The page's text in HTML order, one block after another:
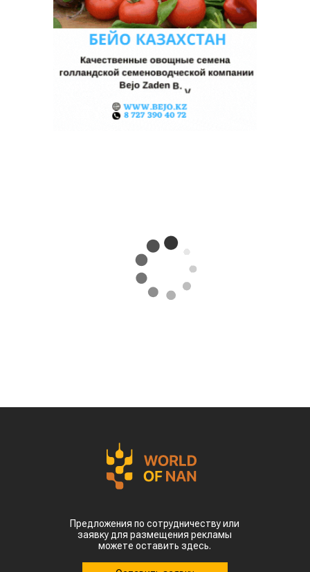
Предложения по сотрудничеству или
заявку для размещения рекламы
можете оставить здесь.